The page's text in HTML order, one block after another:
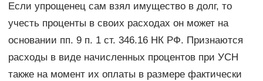
Если упрощенец сам взял имущество в долг, то
учесть проценты в своих расходах он может на
основании пп. 9 п. 1 ст. 346.16 НК РФ. Признаются
расходы в виде начисленных процентов при УСН
также на момент их оплаты в размере фактически